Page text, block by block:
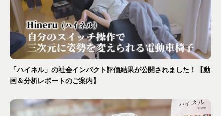
「ハイネル」の社会インパクト評価結果が公開されました！【動
画＆分析レポートのご案内】